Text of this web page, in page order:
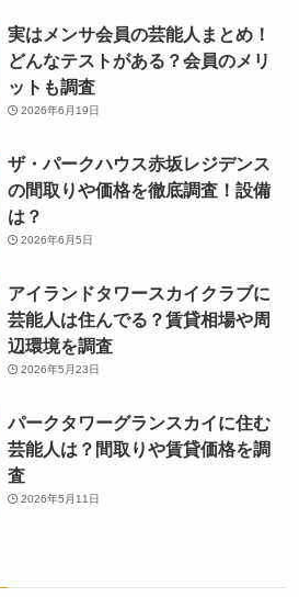
実はメンサ会員の芸能人まとめ！
どんなテストがある？会員のメリ
ットも調査
2026年6月19日
ザ・パークハウス赤坂レジデンス
の間取りや価格を徹底調査！設備
は？
2026年6月5日
アイランドタワースカイクラブに
芸能人は住んでる？賃貸相場や周
辺環境を調査
2026年5月23日
パークタワーグランスカイに住む
芸能人は？間取りや賃貸価格を調
査
2026年5月11日